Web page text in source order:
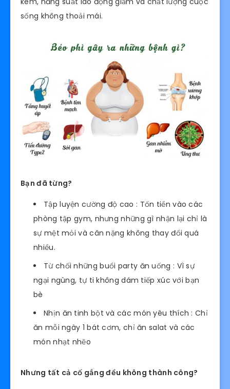
sống không thoải mái.
Bạn đã từng?
Tập luyện cường độ cao : Tốn tiền vào các
phòng tập gym, nhưng những gì nhận lại chỉ là
sự mệt mỏi và cân nặng không thay đổi quá
nhiều.
Từ chối những buổi party ăn uống : Vì sự
ngại ngùng, tự ti không dám tiếp xúc với bạn
bè
Nhịn ăn tinh bột và các món yêu thích : Chỉ
ăn mỗi ngày 1 bát cơm, chỉ ăn salat và các
món nhạt nhẽo
Nhưng tất cả cố gắng đều không thành công?